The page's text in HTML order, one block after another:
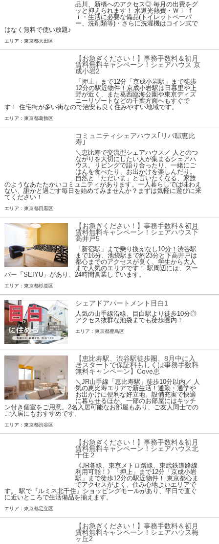
品川、新橋へのアクセス◎ 毎月の出費をグ
ッと抑えられます！ 水道光熱費・Ｗｉ-ｆ
ｉ・生活に必要な備品(トイレットペーパ
ー、洗剤類等)・さらに洗濯機はコイン式で
はなく無料で使い放題♪
エリア：東京都大田区
【お急ぎください！】事務手数料＆初月
賃料無料キャンペーン！シェアハウス 京
成小岩2
「押上」まで12分「京成小岩駅」まで徒歩
12分の駅近物件！京成小岩駅は日暮里や上
野が近く、また葛西臨海公園や東京ディズ
ニーリゾートなどの千葉方面へもすぐで
す！ 住宅街が多い街なので治安も良く住みやすい地域です。
エリア：東京都葛飾区
コミュニティシェアハウス｢リバ邸恵比
寿｣
＼恵比寿で交流型シェアハウス／ 人とのつ
ながりを大切にしたい人が集まるシェアハ
ウス。リビングで語り合ったり、一緒にご
はんを食べたり、お出かけを楽しんだり。
自然と「ただいま」と言いたくなる、家族
のようなあたたかいコミュニティがあります。一人暮らしでは味わえ
ない、誰かと過ごす毎日を始めてみませんか？まずは気軽に遊びに来
てください！
エリア：東京都目黒区
【お急ぎください！】事務手数料＆初月
賃料無料キャンペーン！シェアハウス下
高井戸5
「新宿駅」まで乗り換えなし10分！渋谷駅
まで16分、池袋駅まで約23分と下高井戸は
都心までのアクセスが良く、学生から大人
まで人気のエリアです！ 駅周辺には、スー
パー「SEIYU」があり、24時間営業しています。
エリア：東京都杉並区
シェアドアパートメント目白1
人気の山手線沿線、目白駅より徒歩10分◎
アクセス抜群な池袋までも徒歩圏内！
エリア：東京都豊島区
【恵比寿駅、渋谷駅徒歩圏、8月中に入
居スタートで保証料もしくは事務手数料
無料キャンペーン】Cove恵
＼JR山手線「恵比寿駅」徒歩10分以内／ 人
気の恵比寿エリアで新生活！通勤・通学や
お出かけに便利な好立地。設備充実で快適
に暮らせるほか、一部のお部屋にはキッチ
ン付き個室をご用意。2名入居可能なお部屋もあり、ご友人同士での
ご入居にもおすすめです。
エリア：東京都渋谷区
【お急ぎください！】事務手数料＆初月
賃料無料キャンペーン！シェアハウス北
千住２
《JR各線、東京メトロ路線、東武鉄道路線
利用可能！》「押上」まで12分「京成小岩
駅」まで徒歩12分の駅近物件！ 東京都心ま
でアクセスがよく、住み心地よいエリアで
す。 駅で『ルミネ北千住』ショッピングモールがあり、平日で直ぐ
に近いところで生活備品を揃えます。
エリア：東京都足立区
【お急ぎください！】事務手数料＆初月
賃料無料キャンペーン！シェアハウス梅
ヶ丘2